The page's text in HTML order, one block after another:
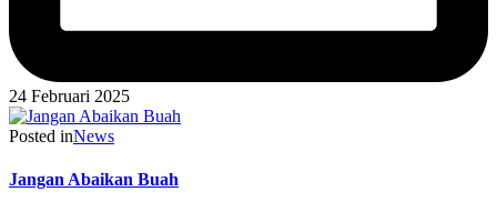
24 Februari 2025
Posted inNews
Jangan Abaikan Buah